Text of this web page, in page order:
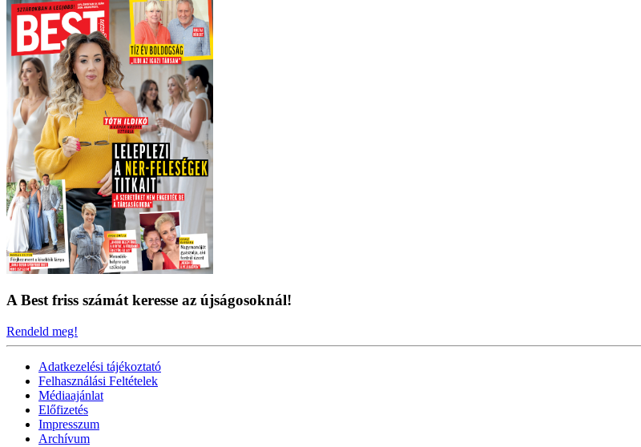
A Best friss számát keresse az újságosoknál!
Rendeld meg!
Adatkezelési tájékoztató
Felhasználási Feltételek
Médiaajánlat
Előfizetés
Impresszum
Archívum